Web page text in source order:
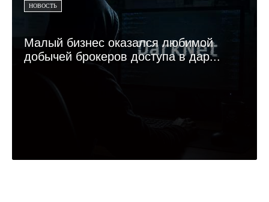
НОВОСТЬ
Малый бизнес оказался любимой
добычей брокеров доступа в дар...